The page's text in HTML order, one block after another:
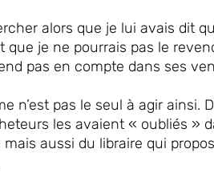
alors que je lui avais dit
que je ne pourrais pas le
pas en compte dans ses
n’est pas le seul à agir ainsi.
les avaient « oubliés »
aussi du libraire qui